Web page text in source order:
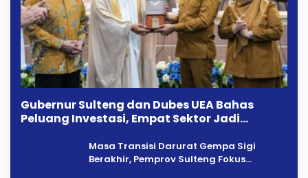
Gubernur Sulteng dan Dubes UEA Bahas
Peluang Investasi, Empat Sektor Jadi
Masa Transisi Darurat Gempa Sigi
Berakhir, Pemprov Sulteng Fokus